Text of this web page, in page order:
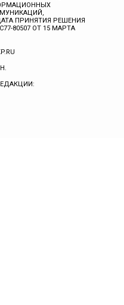
ПРИНЯТИЯ РЕШЕНИЯ
80507 ОТ 15 МАРТА